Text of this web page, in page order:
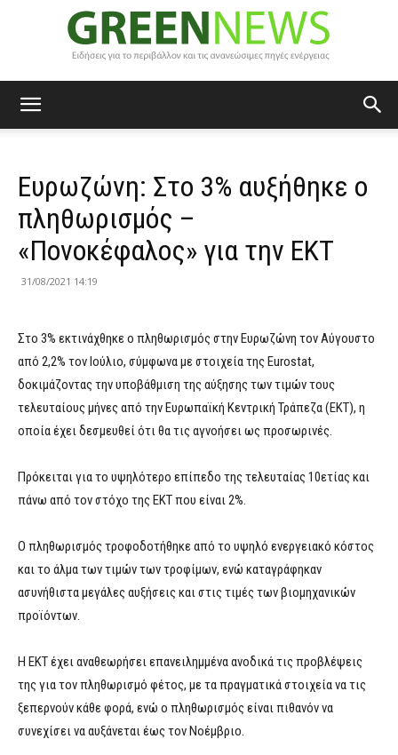
News
Eυρωζώνη: Στο 3% αυξήθηκε ο
πληθωρισμός –
«Πονοκέφαλος» για την ΕKT
31/08/2021 14:19
Στο 3% εκτινάχθηκε ο πληθωρισμός στην Ευρωζώνη τον Αύγουστο
από 2,2% τον Ιούλιο, σύμφωνα με στοιχεία της Eurostat,
δοκιμάζοντας την υποβάθμιση της αύξησης των τιμών τους
τελευταίους μήνες από την Ευρωπαϊκή Κεντρική Τράπεζα (ΕΚΤ), η
οποία έχει δεσμευθεί ότι θα τις αγνοήσει ως προσωρινές.
Πρόκειται για το υψηλότερο επίπεδο της τελευταίας 10ετίας και
πάνω από τον στόχο της ΕΚΤ που είναι 2%.
Ο πληθωρισμός τροφοδοτήθηκε από το υψηλό ενεργειακό κόστος
και το άλμα των τιμών των τροφίμων, ενώ καταγράφηκαν
ασυνήθιστα μεγάλες αυξήσεις και στις τιμές των βιομηχανικών
προϊόντων.
Η ΕΚΤ έχει αναθεωρήσει επανειλημμένα ανοδικά τις προβλέψεις
της για τον πληθωρισμό φέτος, με τα πραγματικά στοιχεία να τις
ξεπερνούν κάθε φορά, ενώ ο πληθωρισμός είναι πιθανόν να
συνεχίσει να αυξάνεται έως τον Νοέμβριο.